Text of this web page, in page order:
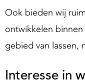
Ook bieden wij
ontwikkelen
gebied van lassen,
Interesse in